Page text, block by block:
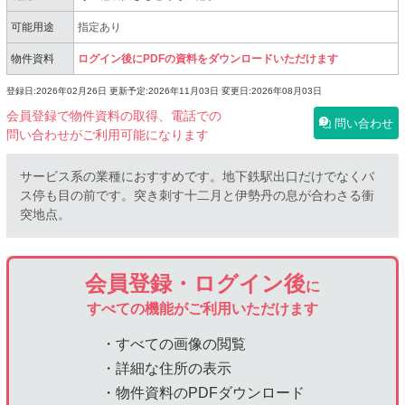
可能用途 指定あり
物件資料 ログイン後にPDFの資料をダウンロードいただけます
登録日:2026年02月26日 更新予定:2026年11月03日 変更日:2026年08月03日
会員登録で物件資料の取得、電話での
問い合わせがご利用可能になります
問い合わせ
サービス系の業種におすすめです。地下鉄駅出口だけでなくバ
ス停も目の前です。突き刺す十二月と伊勢丹の息が合わさる衝
突地点。
会員登録・ログイン後に
すべての機能がご利用いただけます
・すべての画像の閲覧
・詳細な住所の表示
・物件資料のPDFダウンロード